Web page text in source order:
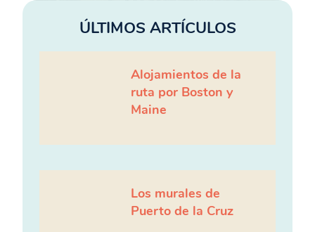
ÚLTIMOS ARTÍCULOS
Alojamientos de la
ruta por Boston y
Maine
Los murales de
Puerto de la Cruz